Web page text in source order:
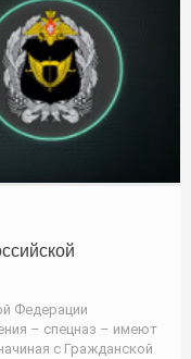
Федерации
– спецназ – имеют
с Гражданской